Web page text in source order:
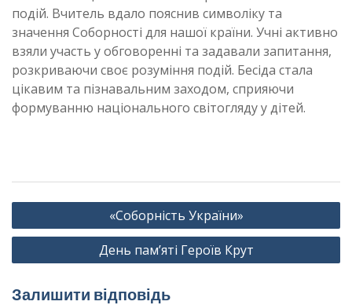
подій. Вчитель вдало пояснив символіку та
значення Соборності для нашої країни. Учні активно
взяли участь у обговоренні та задавали запитання,
розкриваючи своє розуміння подій. Бесіда стала
цікавим та пізнавальним заходом, сприяючи
формуванню національного світогляду у дітей.
Навігація
записів
«Соборність України»
День пам’яті Героїв Крут
Залишити відповідь